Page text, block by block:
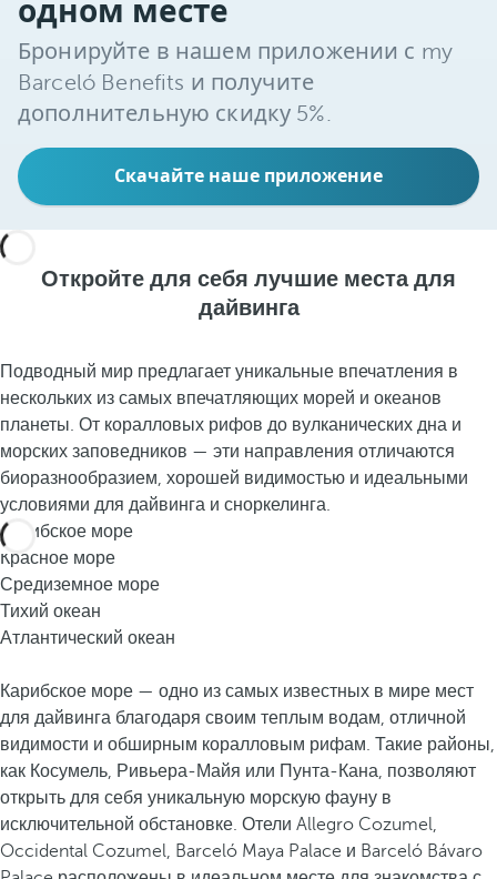
одном месте
Бронируйте в нашем приложении с my
Barceló Benefits и получите
дополнительную скидку 5%.
Скачайте наше приложение
Откройте для себя лучшие места для
дайвинга
Подводный мир предлагает уникальные впечатления в
нескольких из самых впечатляющих морей и океанов
планеты. От коралловых рифов до вулканических дна и
морских заповедников — эти направления отличаются
биоразнообразием, хорошей видимостью и идеальными
условиями для дайвинга и сноркелинга.
Карибское море
Красное море
Средиземное море
Тихий океан
Атлантический океан
Карибское море — одно из самых известных в мире мест
для дайвинга благодаря своим теплым водам, отличной
видимости и обширным коралловым рифам. Такие районы,
как Косумель, Ривьера-Майя или Пунта-Кана, позволяют
открыть для себя уникальную морскую фауну в
исключительной обстановке. Отели Allegro Cozumel,
Occidental Cozumel, Barceló Maya Palace и Barceló Bávaro